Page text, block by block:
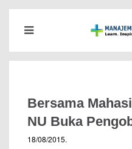
Bersama
NU Buka
18/08/2015.